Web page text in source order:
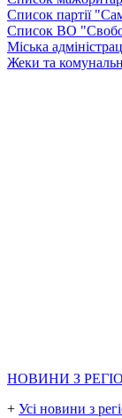
Список партії
Список ВО
Міська
Жеки та
НОВИНИ З
+ Усі новини з